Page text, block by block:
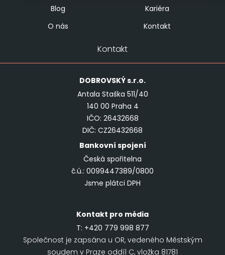
Blog
Kariéra
O nás
Kontakt
Kontakt
DOBROVSKÝs.r.o.
Antala Staška 511/40
140 00 Praha 4
IČO: 26432668
DIČ: CZ26432668
Bankovní spojení
Česká spořitelna
č.ú.: 0099447389/0800
Jsme plátci DPH
Kontakt pro média
T: +420 779 998 877
Společnost je zapsána u OR, vedeného Městským
soudem v Praze oddíl C, vložka 81781